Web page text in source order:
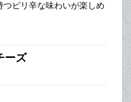
ピリ辛な味わいが楽しめ
ーズ